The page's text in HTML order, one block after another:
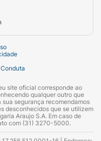
site oficial corresponde ao
qualquer outro que
segurança recomendamos
desconhecidos que se utilizem
Araujo S.A. Em caso de
com (31) 3270-5000.